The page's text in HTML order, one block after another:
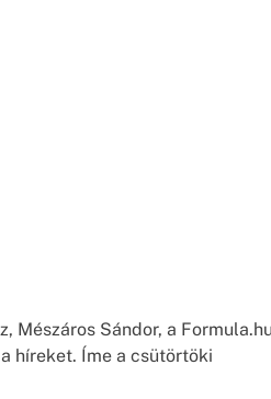
Mészáros Sándor, a Formula.hu
híreket. Íme a csütörtöki